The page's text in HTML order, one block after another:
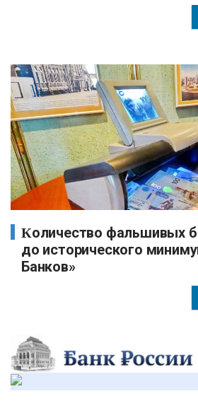
Количество фальшивых банкнот упало
до исторического
Банков»